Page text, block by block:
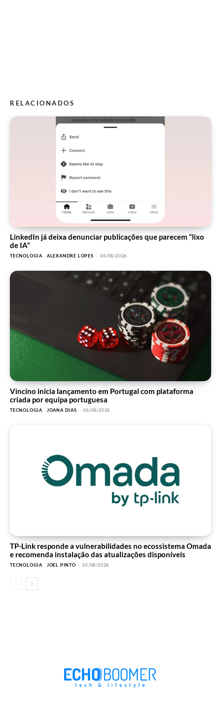
RELACIONADOS
LinkedIn já deixa denunciar publicações que parecem “lixo
de IA”
TECNOLOGIA ALEXANDRE LOPES - 06/08/2026
Vincino inicia lançamento em Portugal com plataforma
criada por equipa portuguesa
TECNOLOGIA JOANA DIAS - 06/08/2026
TP-Link responde a vulnerabilidades no ecossistema Omada
e recomenda instalação das atualizações disponíveis
TECNOLOGIA JOEL PINTO - 05/08/2026